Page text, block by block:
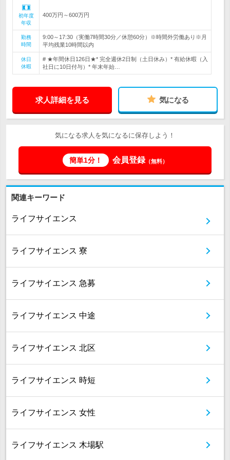
初年度
年収
400万円～600万円
勤務
時間
9:00～17:30（実働7時間30分／休憩60分）※時間外労働あり※月
平均残業10時間以内
休日
休暇
# ★年間休日126日★* 完全週休2日制（土日休み）* 有給休暇（入
社日に10日付与）* 年末年始…
求人詳細を見る 気になる
気になる求人を気になるに保存しよう！
簡単1分！ 会員登録（無料）
関連キーワード
ライフサイエンス
ライフサイエンス 寮
ライフサイエンス 急募
ライフサイエンス 中途
ライフサイエンス 北区
ライフサイエンス 時短
ライフサイエンス 女性
ライフサイエンス 木場駅